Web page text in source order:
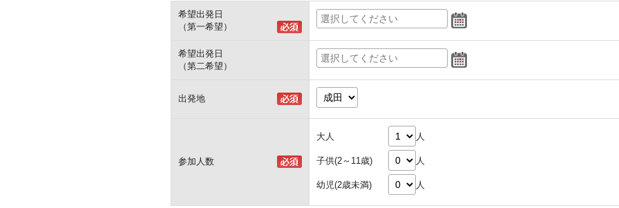
希望出発日
（第一希望）
希望出発日
（第二希望）
出発地
参加人数
大人 人
子供(2～11歳) 人
幼児(2歳未満) 人